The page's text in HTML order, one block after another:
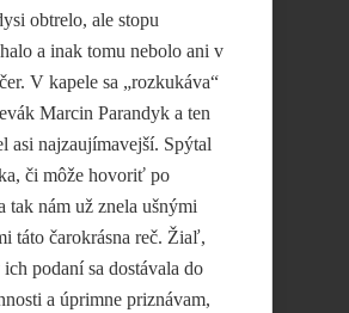
obtrelo, ale stopu
a inak tomu nebolo ani v
V kapele sa „rozkukáva“
Marcin Parandyk a ten
asi najzaujímavejší. Spýtal
či môže hovoriť po
tak nám už znela ušnými
táto čarokrásna reč. Žiaľ,
podaní sa dostávala do
a úprimne priznávam,